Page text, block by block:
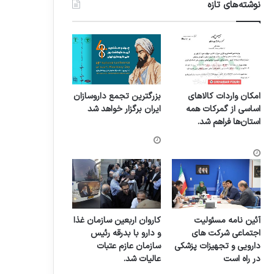
نوشته‌های تازه
امکان واردات کالاهای
اساسی از گمرکات همه
استان‌ها فراهم شد.
بزرگترین تجمع داروسازان
ایران برگزار خواهد شد
آئین نامه مسئولیت
اجتماعی شرکت های
دارویی و تجهیزات پزشکی
در راه است
کاروان اربعین سازمان غذا
و دارو با بدرقه رئیس
سازمان عازم عتبات
عالیات شد.